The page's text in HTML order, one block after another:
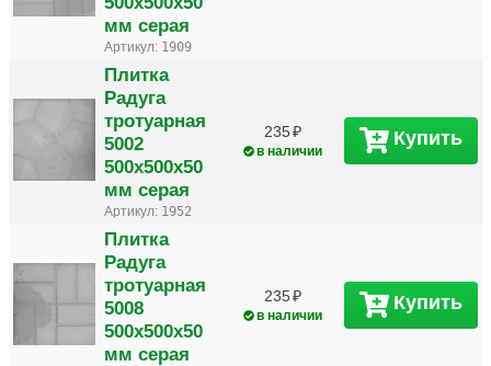
мм серая
Артикул: 1909
Плитка
Радуга
тротуарная
5002
500х500х50
мм серая
Артикул: 1952
235
в наличии
Купить
Плитка
Радуга
тротуарная
5008
500х500х50
мм серая
235
в наличии
Купить